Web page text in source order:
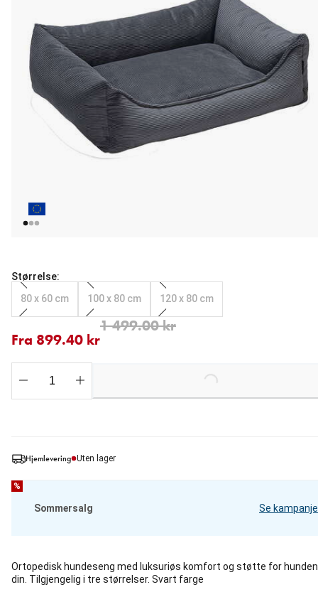
Hjemlevering Uten lager
%
Sommersalg Se kampanje
Ortopedisk hundeseng med luksuriøs komfort og støtte for hunden
din. Tilgjengelig i tre størrelser. Svart farge
Størrelse:
80 x 60 cm
100 x 80 cm 120 x 80 cm
Fra 899.40 kr
Fra nåværende pris 899.40 kr
1 499.00 kr
opprinnelig pris 1 499.00 kr
Loading...